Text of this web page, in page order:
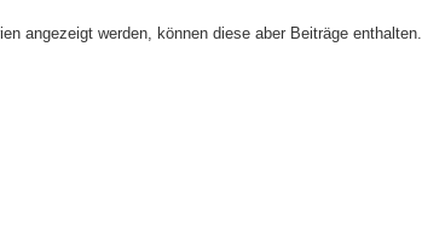
angezeigt werden, können diese aber Beiträge enthalten.